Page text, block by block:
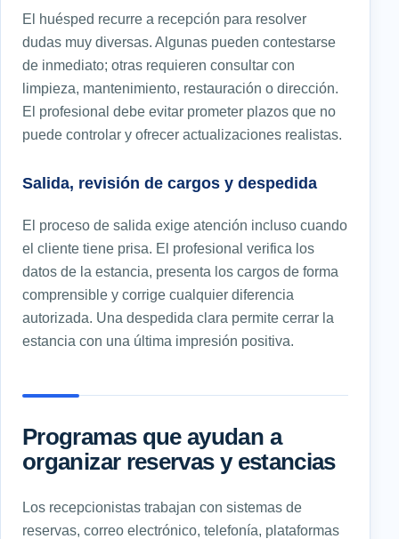
El huésped recurre a recepción para resolver
dudas muy diversas. Algunas pueden contestarse
de inmediato; otras requieren consultar con
limpieza, mantenimiento, restauración o dirección.
El profesional debe evitar prometer plazos que no
puede controlar y ofrecer actualizaciones realistas.
Salida, revisión de cargos y despedida
El proceso de salida exige atención incluso cuando
el cliente tiene prisa. El profesional verifica los
datos de la estancia, presenta los cargos de forma
comprensible y corrige cualquier diferencia
autorizada. Una despedida clara permite cerrar la
estancia con una última impresión positiva.
Programas que ayudan a
organizar reservas y estancias
Los recepcionistas trabajan con sistemas de
reservas, correo electrónico, telefonía, plataformas